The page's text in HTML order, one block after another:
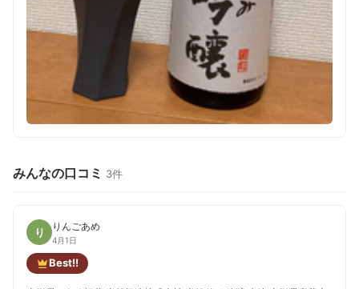
みんなの口コミ 3件
り りんごあめ
4月1日
Best!!